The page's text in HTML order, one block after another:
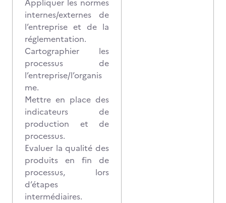
Appliquer les normes
internes/externes de
l’entreprise et de la
réglementation.
Cartographier les
processus de
l’entreprise/l’organis
me.
Mettre en place des
indicateurs de
production et de
processus.
Evaluer la qualité des
produits en fin de
processus, lors
d’étapes
intermédiaires.